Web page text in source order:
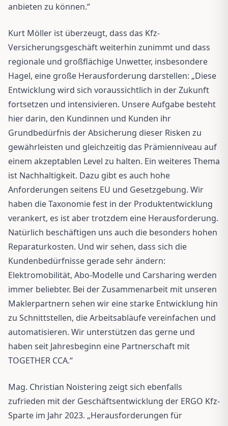
anbieten zu können.“
Kurt Möller ist überzeugt, dass das Kfz-
Versicherungsgeschäft weiterhin zunimmt und dass
regionale und großflächige Unwetter, insbesondere
Hagel, eine große Herausforderung darstellen: „Diese
Entwicklung wird sich voraussichtlich in der Zukunft
fortsetzen und intensivieren. Unsere Aufgabe besteht
hier darin, den Kundinnen und Kunden ihr
Grundbedürfnis der Absicherung dieser Risken zu
gewährleisten und gleichzeitig das Prämienniveau auf
einem akzeptablen Level zu halten. Ein weiteres Thema
ist Nachhaltigkeit. Dazu gibt es auch hohe
Anforderungen seitens EU und Gesetzgebung. Wir
haben die Taxonomie fest in der Produktentwicklung
verankert, es ist aber trotzdem eine Herausforderung.
Natürlich beschäftigen uns auch die besonders hohen
Reparaturkosten. Und wir sehen, dass sich die
Kundenbedürfnisse gerade sehr ändern:
Elektromobilität, Abo-Modelle und Carsharing werden
immer beliebter. Bei der Zusammenarbeit mit unseren
Maklerpartnern sehen wir eine starke Entwicklung hin
zu Schnittstellen, die Arbeitsabläufe vereinfachen und
automatisieren. Wir unterstützen das gerne und
haben seit Jahresbeginn eine Partnerschaft mit
TOGETHER CCA.“
Mag. Christian Noistering zeigt sich ebenfalls
zufrieden mit der Geschäftsentwicklung der ERGO Kfz-
Sparte im Jahr 2023. „Herausforderungen für